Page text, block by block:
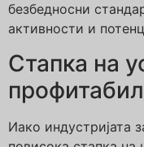
безбедносни
активности и
Стапка на
Иако индустријата